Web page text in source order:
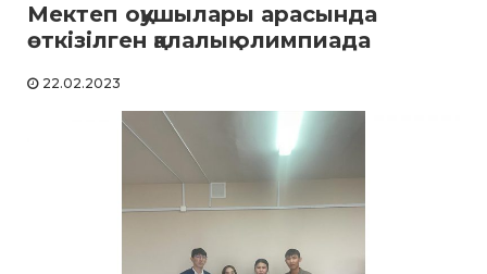
Мектеп оқушылары арасында
өткізілген қалалық олимпиада
22.02.2023